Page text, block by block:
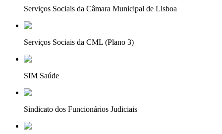
Serviços Sociais da Câmara Municipal de Lisboa
Serviços Sociais da CML (Plano 3)
SIM Saúde
Sindicato dos Funcionários Judiciais